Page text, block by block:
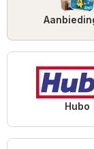
Hubo